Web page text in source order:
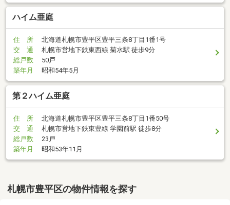
ハイム亜庭
住 所
北海道札幌市豊平区豊平三条8丁目1番1号
交 通
札幌市営地下鉄東西線 菊水駅 徒歩9分
総戸数
50戸
築年月
昭和54年5月
第２ハイム亜庭
住 所
北海道札幌市豊平区豊平三条8丁目1番50号
交 通
札幌市営地下鉄東豊線 学園前駅 徒歩8分
総戸数
23戸
築年月
昭和53年11月
札幌市豊平区の物件情報を探す